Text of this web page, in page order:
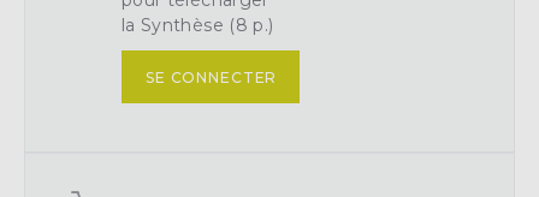
la Synthèse (8 p.)
SE CONNECTER